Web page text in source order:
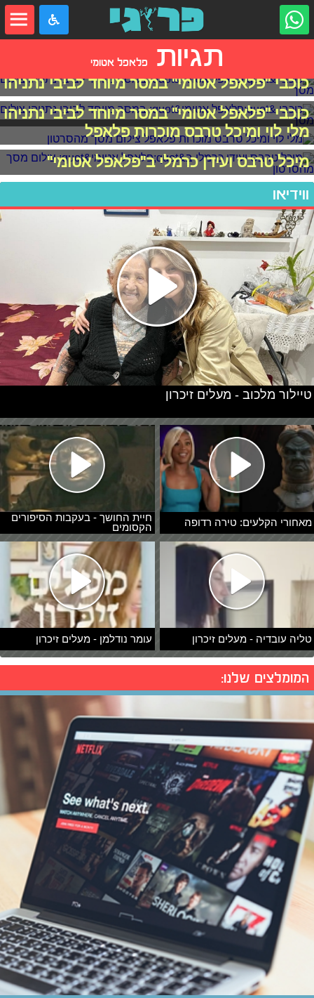
תגיות פלאפל אטומי
כוכבי "פלאפל אטומי" במסר מיוחד לביבי נתניהו
כוכבי "פלאפל אטומי" במסר מיוחד לביבי נתניהו
מלי לוי ומיכל טרבס מוכרות פלאפל
מיכל טרבס ועידן כרמלי ב"פלאפל אטומי"
ווידיאו
מאחורי הקלעים: טירה רדופה
חיית החושך - בעקבות הסיפורים
הקסומים
טליה עובדיה - מעלים זיכרון עומר נודלמן - מעלים זיכרון
טיילור מלכוב - מעלים זיכרון
המומלצים שלנו: